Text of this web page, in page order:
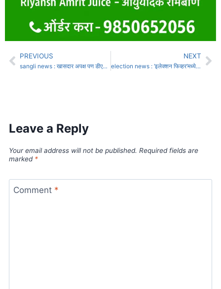
PREVIOUS
sangli news : खासदार अपक्ष पण डीएनए काँग्रेसचाच : आ. जयंत पाटील
NEXT
election news : ‘इलेक्शन फिव्हर’मध्ये ३१ डिसेंबर : उमेदवारांच्या खिशावर फटकारा!
Leave a Reply
Your email address will not be published. Required fields are
marked *
Comment *